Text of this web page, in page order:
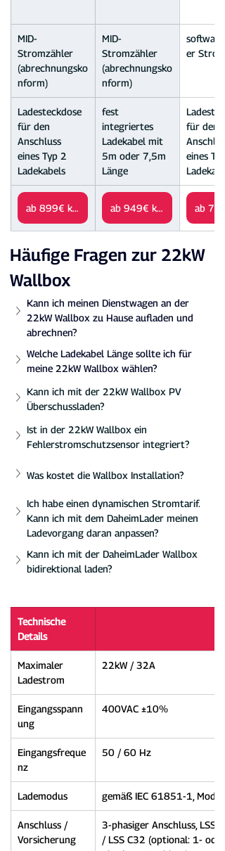
MID-
Stromzähler
(abrechnungsko
nform)
MID-
Stromzähler
(abrechnungsko
nform)
er
Ladesteckdose
für den
Anschluss
eines Typ 2
Ladekabels
fest
integriertes
Ladekabel mit
5m oder 7,5m
Länge
für den
eines
ab 899€ kaufen ab 949€ kaufen
Häufige Fragen zur 22kW
Wallbox
Kann ich meinen Dienstwagen an der
22kW Wallbox zu Hause aufladen und
abrechnen?
Welche Ladekabel Länge sollte ich für
meine 22kW Wallbox wählen?
Kann ich mit der 22kW Wallbox PV
Überschussladen?
Ist in der 22kW Wallbox ein
Fehlerstromschutzsensor integriert?
Was kostet die Wallbox Installation?
Ich habe einen dynamischen Stromtarif.
Kann ich mit dem DaheimLader meinen
Ladevorgang daran anpassen?
Kann ich mit der DaheimLader Wallbox
bidirektional laden?
Technische
Details
Maximaler
Ladestrom
22kW / 32A
Eingangsspann
ung
400VAC ±10%
Eingangsfreque
nz
50 / 60 Hz
Lademodus gemäß IEC 61851-1, Mode 3
Anschluss /
Vorsicherung
3-phasiger Anschluss, LSS
/ LSS C32 (optional: 1- oder